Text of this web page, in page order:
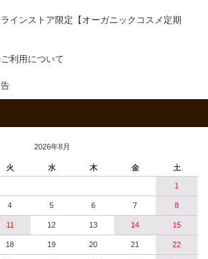
インストア限定【オーガニックコスメ定期
利用について
2026年8月
火 水 木 金 土
1
4 5 6 7 8
11 12 13 14 15
18 19 20 21 22